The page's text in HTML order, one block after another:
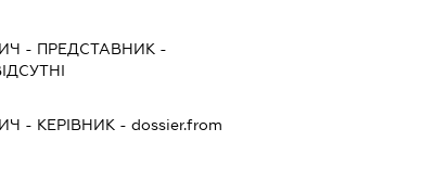
- ПРЕДСТАВНИК-
- КЕРІВНИК- dossier.from